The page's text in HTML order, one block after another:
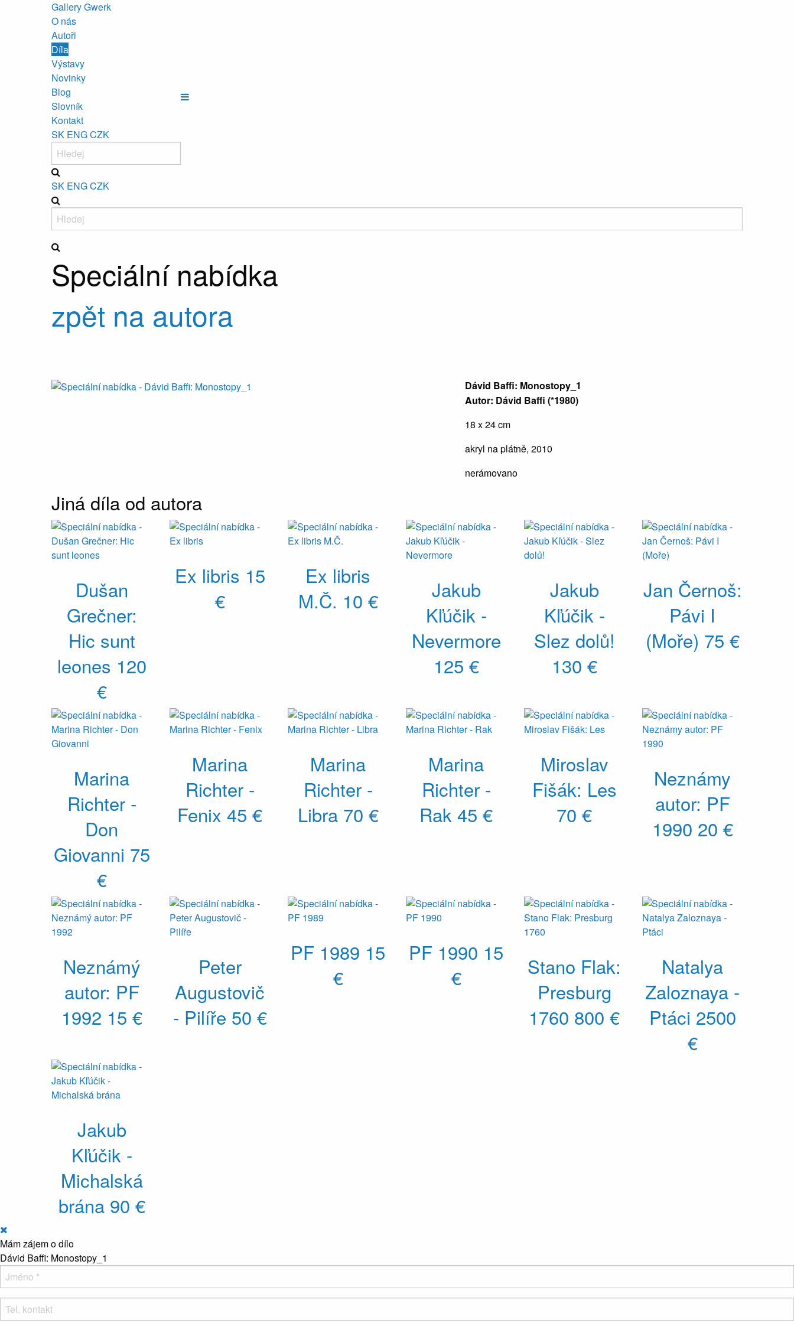
Gallery Gwerk
O nás
Autoři
Díla
Výstavy
Novinky
Blog
Slovník
Kontakt
SK ENGCZK
SK ENGCZK
Speciální nabídka
zpět na autora
Dávid Baffi: Monostopy_1
Autor: Dávid Baffi (*1980)
18 x 24 cm
akryl na plátně, 2010
nerámovano
Jiná díla od autora
Dušan
Grečner:
Hic sunt
leones 120
€
Ex libris 15
€
Ex libris
M.Č. 10 €
Jakub
Kľúčik -
Nevermore
125 €
Jakub
Kľúčik -
Slez dolů!
130 €
Jan Černoš:
Pávi I
(Moře) 75 €
Marina
Richter -
Don
Giovanni 75
€
Marina
Richter -
Fenix 45 €
Marina
Richter -
Libra 70 €
Marina
Richter -
Rak 45 €
Miroslav
Fišák: Les
70 €
Neznámy
autor: PF
1990 20 €
Neznámý
autor: PF
1992 15 €
Peter
Augustovič
- Pilíře 50 €
PF 1989 15
€
PF 1990 15
€
Stano Flak:
Presburg
1760 800 €
Natalya
Zaloznaya -
Ptáci 2500
€
Jakub
Kľúčik -
Michalská
brána 90 €
Mám zájem o dílo
Dávid Baffi: Monostopy_1